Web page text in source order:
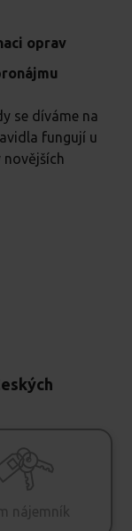
oprav
se díváme na
fungují u
novějších
nájemník